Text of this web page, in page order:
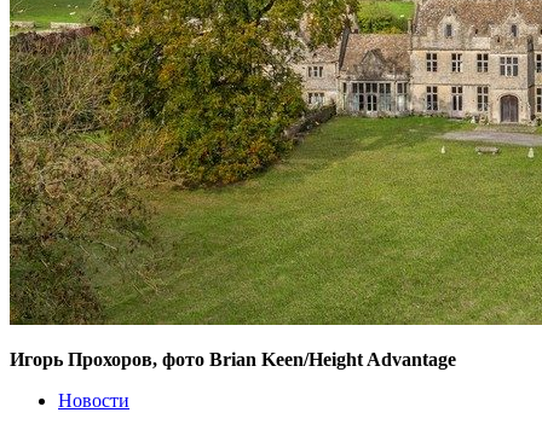
Игорь Прохоров, фото Brian Keen/Height Advantage
Новости